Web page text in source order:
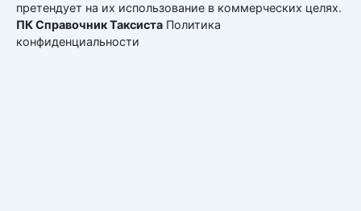
претендует на их использование в коммерческих целях.
ПК Справочник Таксиста Политика
конфиденциальности